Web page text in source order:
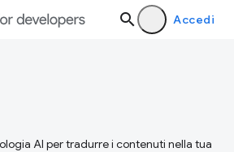
Accedi
AI per tradurre i contenuti nella tua